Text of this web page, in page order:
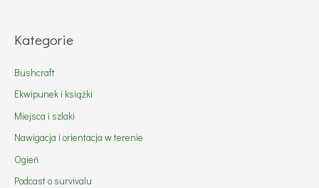
Kategorie
Bushcraft
Ekwipunek i książki
Miejsca i szlaki
Nawigacja i orientacja w terenie
Ogień
Podcast o survivalu